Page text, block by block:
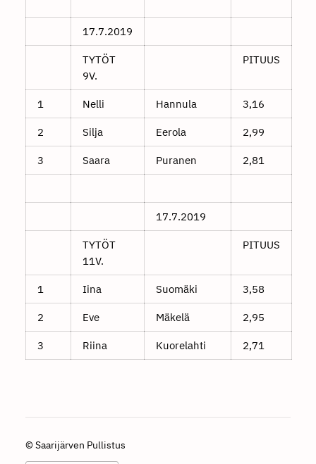
17.7.2019
TYTÖT
9V.
PITUUS
1 Nelli Hannula 3,16
2 Silja Eerola 2,99
3 Saara Puranen 2,81
17.7.2019
TYTÖT
11V.
PITUUS
1 Iina Suomäki 3,58
2 Eve Mäkelä 2,95
3 Riina Kuorelahti 2,71
© Saarijärven Pullistus